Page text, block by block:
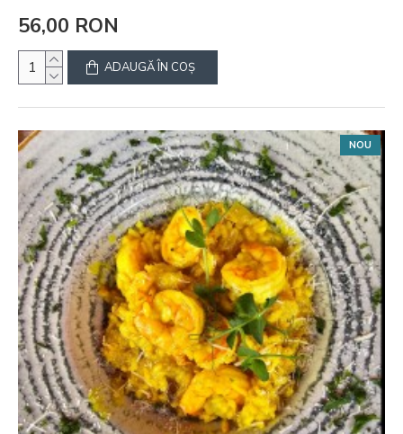
56,00 RON
ADAUGĂ ÎN COŞ
NOU